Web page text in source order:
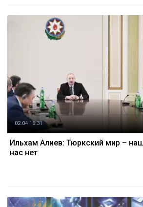
02.04 16:31
Ильхам Алиев: Тюркский мир –
нас нет